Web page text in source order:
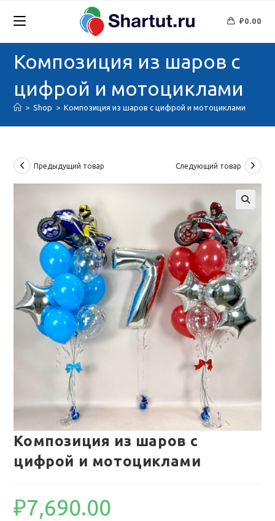
₽0.00
Композиция из шаров с
цифрой и мотоциклами
> Shop > Композиция из шаров с цифрой и мотоциклами
Предыдущий товар Следующий товар
Композиция из шаров с
цифрой и мотоциклами
₽7,690.00